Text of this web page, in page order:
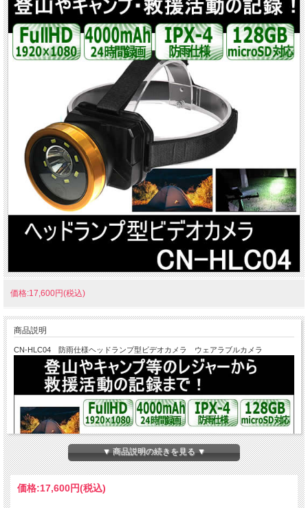
価格:17,600円(税込)
商品説明
CN-HLC04 防雨仕様ヘッドランプ型ビデオカメラ ウェアラブルカメラ
▼ 商品説明の続きを見る ▼
価格:17,600円(税込)